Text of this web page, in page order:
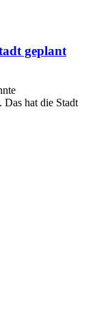
geplant
Das hat die Stadt